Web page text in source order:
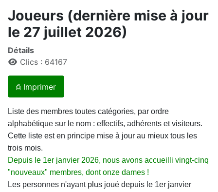
Joueurs (dernière mise à jour
le 27 juillet 2026)
Détails
Clics : 64167
⎙ Imprimer
Liste des membres toutes catégories, par ordre
alphabétique sur le nom : effectifs, adhérents et visiteurs.
Cette liste est en principe mise à jour au mieux tous les
trois mois.
Depuis le 1er janvier 2026, nous avons accueilli vingt-cinq
"nouveaux" membres, dont onze dames !
Les personnes n'ayant plus joué depuis le 1er janvier